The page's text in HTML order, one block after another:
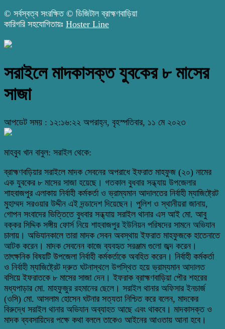
© সর্বস্বত্ব সংরক্ষিত © ডিজিটাল ব্রাহ্মণবাড়িয়া
কারিগরি সহযোগিতায়ঃ Hoster Line
সরাইলে মাদকাসক্ত যুবকের ৮ মাসের
সাজা
আপডেট সময় : ১২:১৬:২২ অপরাহ্ন, বৃহস্পতিবার, ১১ মে ২০২৩
মাহবুব খান বাবুল: সরাইল থেকে:
ব্রাহ্মণবড়িয়ার সরাইলে মাদক সেবনের অপরাধে ইফরাত মাহফুজ (২০) নামের
এক যুবকের ৮ মাসের সাজা হয়েছে। গতকাল বুধবার সন্ধ্যায় উপজেলার
শাহবাজপুর এলাকায় নির্বাহী কর্মকর্তা ও ভ্রাম্যমান আদালতের নির্বাহী ম্যাজিষ্ট্রেট
মুহাম্মদ সরওয়ার উদ্দীন এই দন্ডাদেশ দিয়েছেন। পুলিশ ও স্থানীয়রা জানায়,
গোপন সংবাদের ভিত্তিতে বুধবার সন্ধ্যায় সরাইল থানার এস আই মো. আবু
বক্কর সিদ্দিক সঙ্গীয় ফোর্স নিয়ে শাহবাজপুর ইউনিয়ন পরিষদের সামনে অভিযান
চালায়। অভিযানকালে তারা মাদক সেবন অবস্থায় ইফরাত মাহফুজকে হাতেনাতে
আটক করেন। মাদক সেবনেন কাজে ব্যবহৃত সরঞ্জাম গুলো জব্দ করেন।
তাৎক্ষনিক বিষয়টি উপজেলা নির্বাহী কর্মকর্তাকে অবহিত করেন। নির্বাহী কর্মকর্তা
ও নির্বাহী ম্যাজিষ্ট্রেট দ্রুত ঘটনাস্থলে উপস্থিত হয়ে ভ্রাম্যমান আদালত
বসিয়ে ইফরাতকে ৮ মাসের সাজা দেন। ইফরাক ব্রাহ্মণবাড়িয়া পৌর শহরের
মধ্যপাড়ার মো. মাহফুজুর রহমানের ছেলে। সরাইল থানার অফিসার ইনচার্জ
(ওসি) মো. আসলাম হোসেন ঘটনার সত্যতা নিশ্চিত করে বলেন, মাদকের
বিরুদ্ধে সরাইল থানার অভিযান অব্যাহত আছে এবং থাকবে। মাদকাসক্ত ও
মাদক ব্যবসায়িদের পক্ষে কথা বললে তাকেও আইনের আওতায় আনা হবে।